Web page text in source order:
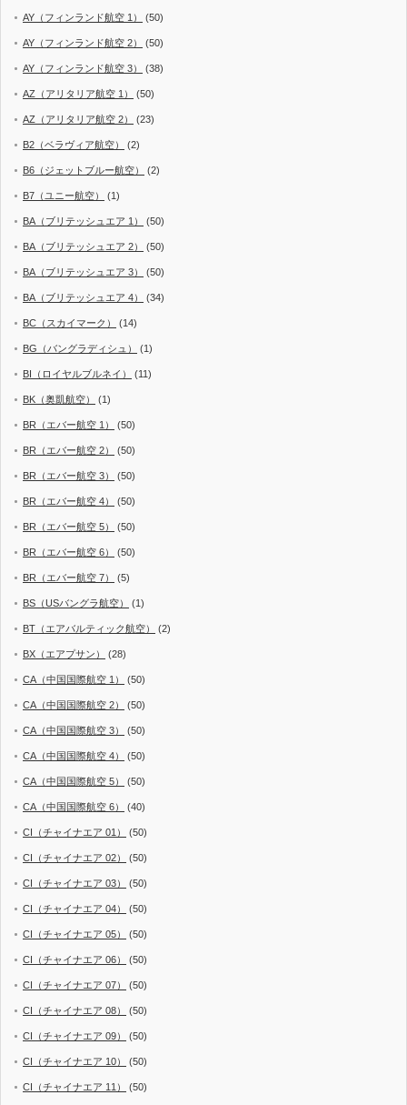
AY（フィンランド航空 1） (50)
AY（フィンランド航空 2） (50)
AY（フィンランド航空 3） (38)
AZ（アリタリア航空 1） (50)
AZ（アリタリア航空 2） (23)
B2（ベラヴィア航空） (2)
B6（ジェットブルー航空） (2)
B7（ユニー航空） (1)
BA（ブリテッシュエア 1） (50)
BA（ブリテッシュエア 2） (50)
BA（ブリテッシュエア 3） (50)
BA（ブリテッシュエア 4） (34)
BC（スカイマーク） (14)
BG（バングラディシュ） (1)
BI（ロイヤルブルネイ） (11)
BK（奥凱航空） (1)
BR（エバー航空 1） (50)
BR（エバー航空 2） (50)
BR（エバー航空 3） (50)
BR（エバー航空 4） (50)
BR（エバー航空 5） (50)
BR（エバー航空 6） (50)
BR（エバー航空 7） (5)
BS（USバングラ航空） (1)
BT（エアバルティック航空） (2)
BX（エアプサン） (28)
CA（中国国際航空 1） (50)
CA（中国国際航空 2） (50)
CA（中国国際航空 3） (50)
CA（中国国際航空 4） (50)
CA（中国国際航空 5） (50)
CA（中国国際航空 6） (40)
CI（チャイナエア 01） (50)
CI（チャイナエア 02） (50)
CI（チャイナエア 03） (50)
CI（チャイナエア 04） (50)
CI（チャイナエア 05） (50)
CI（チャイナエア 06） (50)
CI（チャイナエア 07） (50)
CI（チャイナエア 08） (50)
CI（チャイナエア 09） (50)
CI（チャイナエア 10） (50)
CI（チャイナエア 11） (50)